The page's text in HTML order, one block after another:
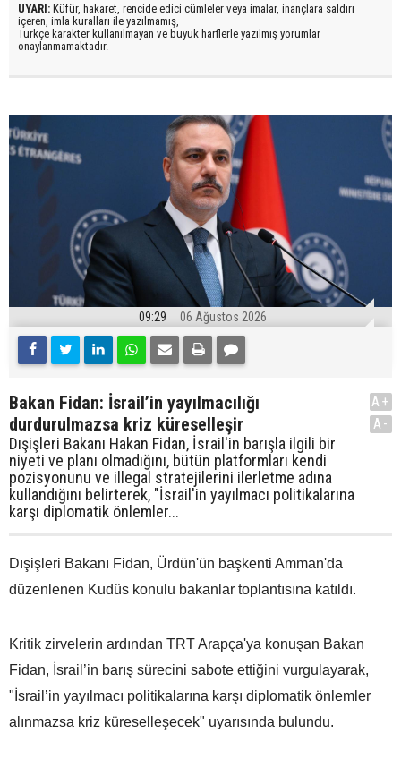
UYARI: Küfür, hakaret, rencide edici cümleler veya imalar, inançlara saldırı
içeren, imla kuralları ile yazılmamış,
Türkçe karakter kullanılmayan ve büyük harflerle yazılmış yorumlar
onaylanmamaktadır.
09:29 06 Ağustos 2026
Bakan Fidan: İsrail’in yayılmacılığı
durdurulmazsa kriz küreselleşir
Dışişleri Bakanı Hakan Fidan, İsrail'in barışla ilgili bir
niyeti ve planı olmadığını, bütün platformları kendi
pozisyonunu ve illegal stratejilerini ilerletme adına
kullandığını belirterek, "İsrail'in yayılmacı politikalarına
karşı diplomatik önlemler...
A+
A-
Dışişleri Bakanı Fidan, Ürdün'ün başkenti Amman'da
düzenlenen Kudüs konulu bakanlar toplantısına katıldı.
Kritik zirvelerin ardından TRT Arapça'ya konuşan Bakan
Fidan, İsrail’in barış sürecini sabote ettiğini vurgulayarak,
"İsrail’in yayılmacı politikalarına karşı diplomatik önlemler
alınmazsa kriz küreselleşecek" uyarısında bulundu.